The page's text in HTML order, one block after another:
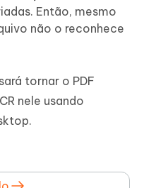
Então, mesmo
não o reconhece
tornar o PDF
nele usando